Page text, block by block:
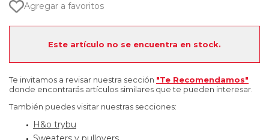
Agregar a favoritos
Este artículo no se encuentra en stock.
Te invitamos a revisar nuestra sección "Te Recomendamos"
donde encontrarás artículos similares que te pueden interesar.
También puedes visitar nuestras secciones:
H&o trybu